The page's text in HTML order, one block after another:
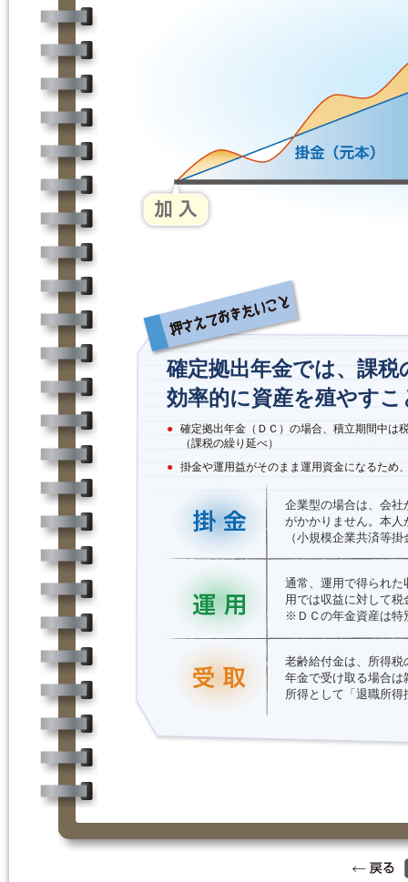
確定拠出年金では、課
効率的に資産を殖やす
● 確定拠出年金（ＤＣ）の場合、積立期間中は
（課税の繰り延べ）
● 掛金や運用益がそのまま運用資金になるため
企業型の場合は、会
がかかりません。本
（小規模企業共済等
通常、運用で得られ
用では収益に対して
※ＤＣの年金資産は特
老齢給付金は、所得税
年金で受け取る場合
所得として「退職所